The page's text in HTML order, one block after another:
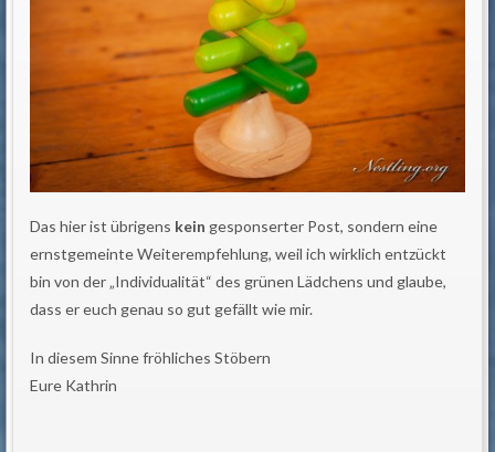
Das hier ist übrigens kein gesponserter Post, sondern eine
ernstgemeinte Weiterempfehlung, weil ich wirklich entzückt
bin von der „Individualität“ des grünen Lädchens und glaube,
dass er euch genau so gut gefällt wie mir.
In diesem Sinne fröhliches Stöbern
Eure Kathrin